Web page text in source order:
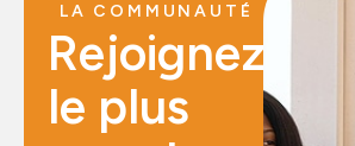
LA COMMUNAUTÉ
Rejoignez
le plus